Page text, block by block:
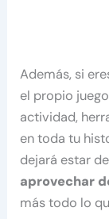
Además, si
el propio
actividad,
en toda tu
dejará estar
aprovechar
más todo lo